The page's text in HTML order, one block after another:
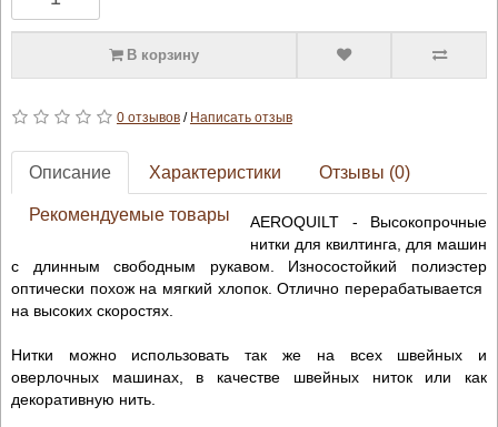
В корзину
0 отзывов/ Написать отзыв
Описание Характеристики Отзывы (0)
Рекомендуемые товары
AEROQUILT - Высокопрочные
нитки для квилтинга, для машин
с длинным свободным рукавом. Износостойкий полиэстер
оптически похож на мягкий хлопок. Отлично перерабатывается
на высоких скоростях.
Нитки можно использовать так же на всех швейных и
оверлочных машинах, в качестве швейных ниток или как
декоративную нить.